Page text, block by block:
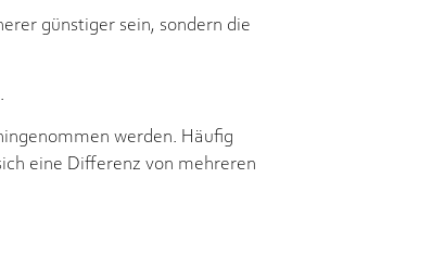
günstiger sein, sondern die
werden. Häufig
eine Differenz von mehreren